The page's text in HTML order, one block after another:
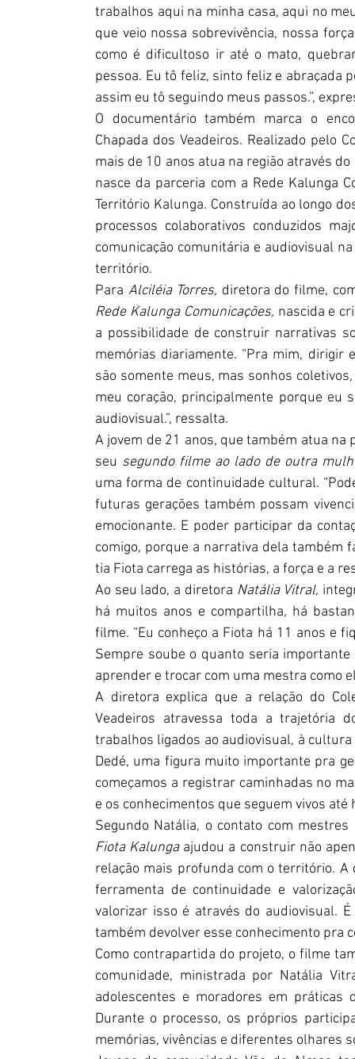
trabalhos aqui na minha casa, aqui no
que veio nossa sobrevivência, nossa
como é dificultoso ir até o mato,
pessoa. Eu tô feliz, sinto feliz e abraçada
assim eu tô seguindo meus passos.”,
O documentário também marca o
Chapada dos Veadeiros. Realizado pelo
mais de 10 anos atua na região através
nasce da parceria com a Rede Kalunga
Território Kalunga. Construída ao longo
processos colaborativos conduzidos
comunicação comunitária e audiovisual
território.
Para Alciléia Torres, diretora do filme,
Rede Kalunga Comunicações, nascida e
a possibilidade de construir narrativas
memórias diariamente. “Pra mim, dirigir
são somente meus, mas sonhos
meu coração, principalmente porque eu
audiovisual.”, ressalta.
A jovem de 21 anos, que também atua
seu segundo filme ao lado de outra
uma forma de continuidade cultural.
futuras gerações também possam
emocionante. E poder participar da
comigo, porque a narrativa dela também
tia Fiota carrega as histórias, a força e a
Ao seu lado, a diretora Natália Vitral,
há muitos anos e compartilha, há
filme. “Eu conheço a Fiota há 11 anos e
Sempre soube o quanto seria
aprender e trocar com uma mestra como
A diretora explica que a relação do
Veadeiros atravessa toda a trajetória
trabalhos ligados ao audiovisual, à cultura
Dedé, uma figura muito importante pra
começamos a registrar caminhadas no
e os conhecimentos que seguem vivos
Segundo Natália, o contato com
Fiota Kalunga ajudou a construir não
relação mais profunda com o território.
ferramenta de continuidade e
valorizar isso é através do audiovisual.
também devolver esse conhecimento pra
Como contrapartida do projeto, o filme
comunidade, ministrada por Natália
adolescentes e moradores em práticas
Durante o processo, os próprios
memórias, vivências e diferentes olhares